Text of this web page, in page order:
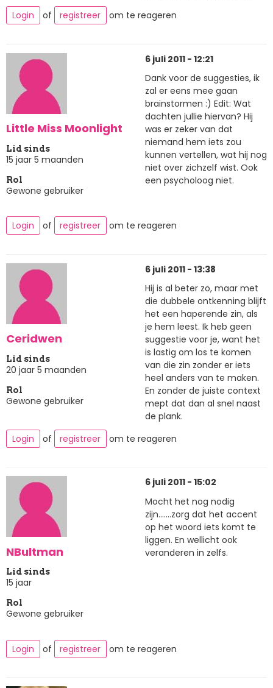
Login
of registreer om te reageren
Little Miss Moonlight
Lid sinds
15 jaar 5 maanden
Rol
Gewone gebruiker
6 juli 2011 - 12:21
Dank voor de suggesties, ik
zal er eens mee gaan
brainstormen :) Edit: Wat
dachten jullie hiervan? Hij
was er zeker van dat
niemand hem iets zou
kunnen vertellen, wat hij nog
niet over zichzelf wist. Ook
een psycholoog niet.
Login of registreer om te reageren
Ceridwen
Lid sinds
20 jaar 5 maanden
Rol
Gewone gebruiker
6 juli 2011 - 13:38
Hij is al beter zo, maar met
die dubbele ontkenning blijft
het een haperende zin, als
je hem leest. Ik heb geen
suggestie voor je, want het
is lastig om los te komen
van die zin zonder er iets
heel anders van te maken.
En zonder de juiste context
mept dat dan al snel naast
de plank.
Login
of registreer om te reageren
NBultman
Lid sinds
15 jaar
Rol
Gewone gebruiker
6 juli 2011 - 15:02
Mocht het nog nodig
zijn.......zorg dat het accent
op het woord iets komt te
liggen. En wellicht ook
veranderen in zelfs.
Login of registreer om te reageren